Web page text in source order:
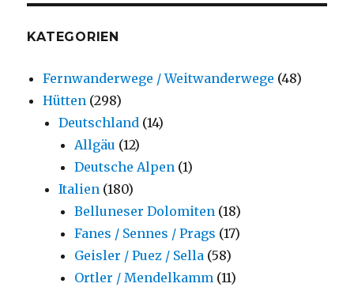
KATEGORIEN
Fernwanderwege / Weitwanderwege (48)
Hütten (298)
Deutschland (14)
Allgäu (12)
Deutsche Alpen (1)
Italien (180)
Belluneser Dolomiten (18)
Fanes / Sennes / Prags (17)
Geisler / Puez / Sella (58)
Ortler / Mendelkamm (11)